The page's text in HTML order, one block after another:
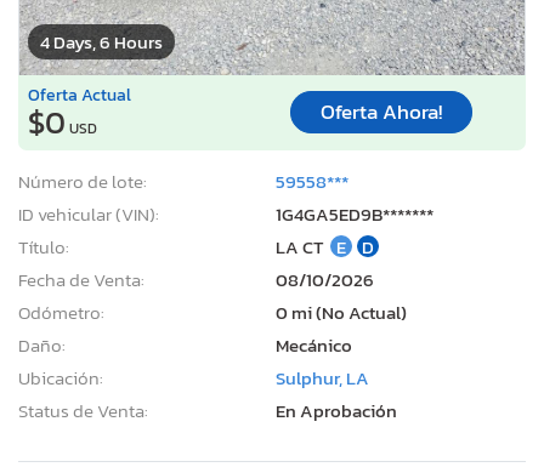
4 Days, 6 Hours
Oferta Actual
$0 USD
Oferta Ahora!
Número de lote:
59558***
ID vehicular (VIN):
1G4GA5ED9B*******
Título:
LA CT E D
Fecha de Venta:
08/10/2026
Odómetro:
0 mi (No Actual)
Daño:
Mecánico
Ubicación:
Sulphur, LA
Status de Venta:
En Aprobación